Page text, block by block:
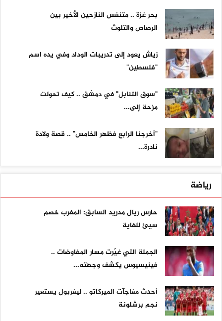
بحر غزة .. متنفس النازحين الأخير بين
الرصاص والتلوث
زياش يعود إلى تدريبات الوداد وفي يده اسم
"فلسطين"
"سوق التنابل" في دمشق .. كيف تحولت
مزحة إلى...
"أخرجنا الرابع فظهر الخامس" .. قصة ولادة
نادرة...
رياضة
حارس ريال مدريد السابق: المغرب خصم
سيئ للغاية
الجملة التي غيّرت مسار المفاوضات ..
فينيسيوس يكشف وجهته...
أحدث مفاجآت الميركاتو .. ليفربول يستعير
نجم برشلونة